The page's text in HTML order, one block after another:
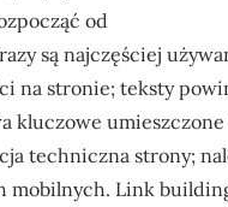
od
są najczęściej
na stronie; teksty
kluczowe
techniczna strony;
mobilnych. Link